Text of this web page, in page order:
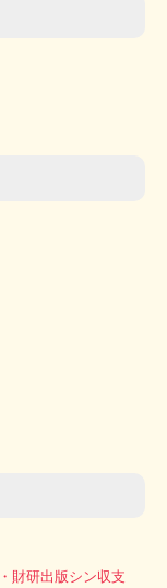
財研出版シン収支